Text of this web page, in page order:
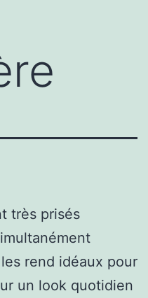
très prisés
rend idéaux pour
un look quotidien